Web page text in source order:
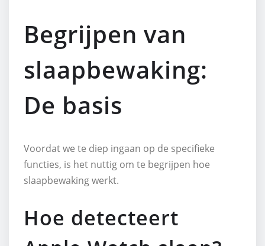
Begrijpen van
slaapbewaking:
De basis
Voordat we te diep ingaan op de specifieke
functies, is het nuttig om te begrijpen hoe
slaapbewaking werkt.
Hoe detecteert